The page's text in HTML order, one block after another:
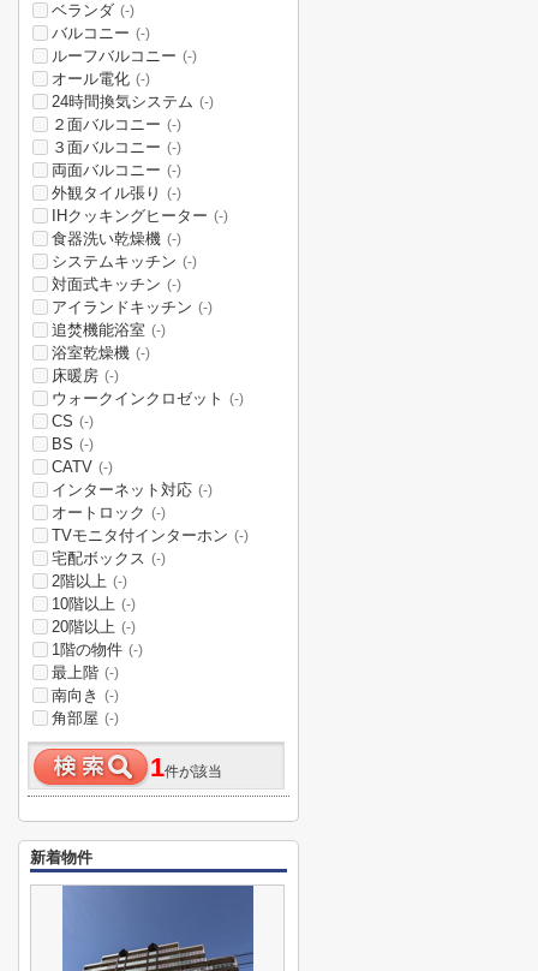
ベランダ (-)
バルコニー (-)
ルーフバルコニー (-)
オール電化 (-)
24時間換気システム (-)
２面バルコニー (-)
３面バルコニー (-)
両面バルコニー (-)
外観タイル張り (-)
IHクッキングヒーター (-)
食器洗い乾燥機 (-)
システムキッチン (-)
対面式キッチン (-)
アイランドキッチン (-)
追焚機能浴室 (-)
浴室乾燥機 (-)
床暖房 (-)
ウォークインクロゼット (-)
CS (-)
BS (-)
CATV (-)
インターネット対応 (-)
オートロック (-)
TVモニタ付インターホン (-)
宅配ボックス (-)
2階以上 (-)
10階以上 (-)
20階以上 (-)
1階の物件 (-)
最上階 (-)
南向き (-)
角部屋 (-)
1件が該当
新着物件